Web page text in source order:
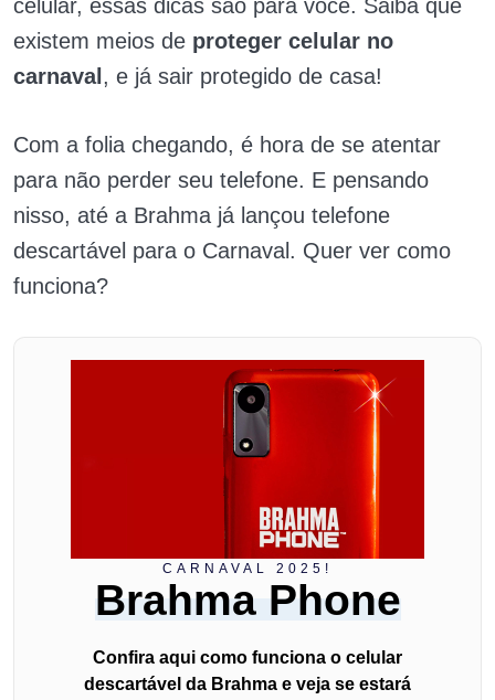
celular, essas dicas são para você. Saiba que
existem meios de proteger celular no
carnaval , e já sair protegido de casa!
Com a folia chegando, é hora de se atentar
para não perder seu telefone. E pensando
nisso, até a Brahma já lançou telefone
descartável para o Carnaval. Quer ver como
funciona?
CARNAVAL 2025!
Brahma Phone
Confira aqui como funciona o celular
descartável da Brahma e veja se estará